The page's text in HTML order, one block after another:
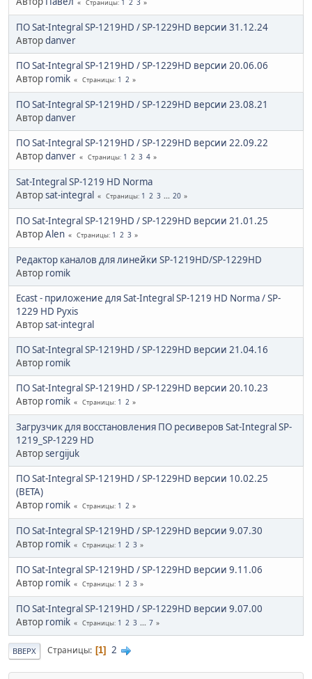
Страницы
ПО Sat-Integral SP-1219HD / SP-1229HD версии 31.12.24
Авторdanver
ПО Sat-Integral SP-1219HD / SP-1229HD версии 20.06.06
Автор romik Страницы 1 2
ПО Sat-Integral SP-1219HD / SP-1229HD версии 23.08.21
Авторdanver
ПО Sat-Integral SP-1219HD / SP-1229HD версии 22.09.22
Авторdanver Страницы 1 2 3 4
Sat-Integral SP-1219 HD Norma
Авторsat-integral Страницы 1 2 3 ... 20
ПО Sat-Integral SP-1219HD / SP-1229HD версии 21.01.25
АвторAlen Страницы 1 2 3
Редактор каналов для линейки SP-1219HD/SP-1229HD
Автор romik
Ecast - приложение для Sat-Integral SP-1219 HD Norma / SP-
1229 HD Pyxis
Авторsat-integral
ПО Sat-Integral SP-1219HD / SP-1229HD версии 21.04.16
Автор romik
ПО Sat-Integral SP-1219HD / SP-1229HD версии 20.10.23
Автор romik Страницы 1 2
Загрузчик для восстановления ПО ресиверов Sat-Integral SP-
1219_SP-1229 HD
Авторsergijuk
ПО Sat-Integral SP-1219HD / SP-1229HD версии 10.02.25
(BETA)
Автор romik Страницы 1 2
ПО Sat-Integral SP-1219HD / SP-1229HD версии 9.07.30
Автор romik Страницы 1 2 3
ПО Sat-Integral SP-1219HD / SP-1229HD версии 9.11.06
Автор romik Страницы 1 2 3
ПО Sat-Integral SP-1219HD / SP-1229HD версии 9.07.00
Автор romik Страницы 1 2 3 ... 7
ВВЕРХ Страницы 1 2